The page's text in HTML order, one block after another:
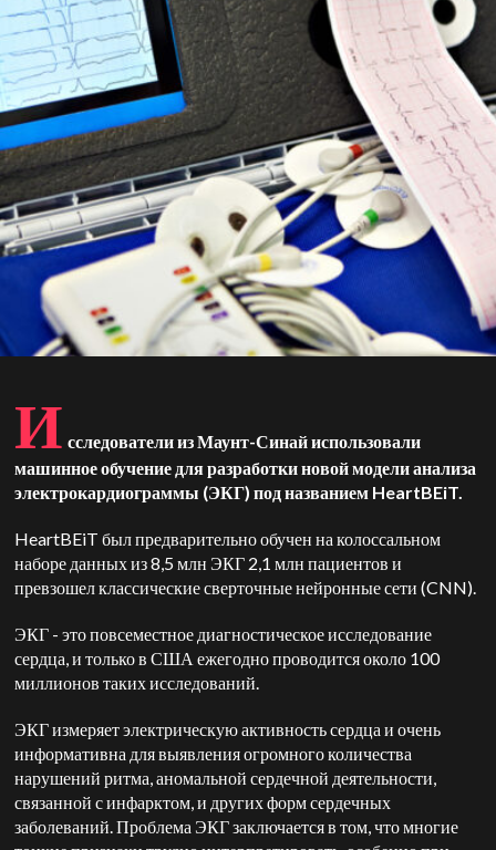
И сследователи из Маунт-Синай использовали
машинное обучение для разработки новой модели анализа
электрокардиограммы (ЭКГ) под названием HeartBEiT.
HeartBEiT был предварительно обучен на колоссальном
наборе данных из 8,5 млн ЭКГ 2,1 млн пациентов и
превзошел классические сверточные нейронные сети (CNN).
ЭКГ - это повсеместное диагностическое исследование
сердца, и только в США ежегодно проводится около 100
миллионов таких исследований.
ЭКГ измеряет электрическую активность сердца и очень
информативна для выявления огромного количества
нарушений ритма, аномальной сердечной деятельности,
связанной с инфарктом, и других форм сердечных
заболеваний. Проблема ЭКГ заключается в том, что многие